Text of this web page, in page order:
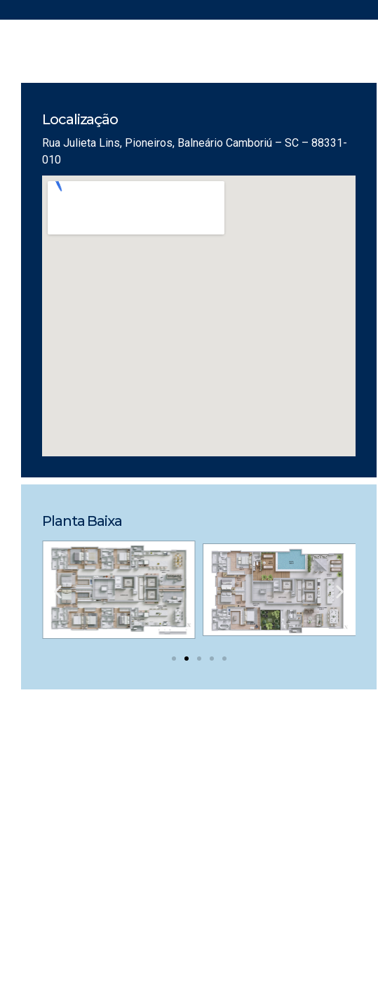
Localização
Rua Julieta Lins, Pioneiros, Balneário Camboriú – SC – 88331-
010
Planta Baixa